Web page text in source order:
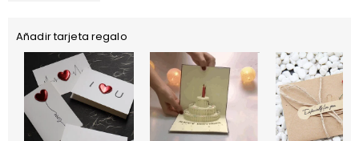
Añadir tarjeta regalo